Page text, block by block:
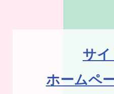
サ
ホームペ